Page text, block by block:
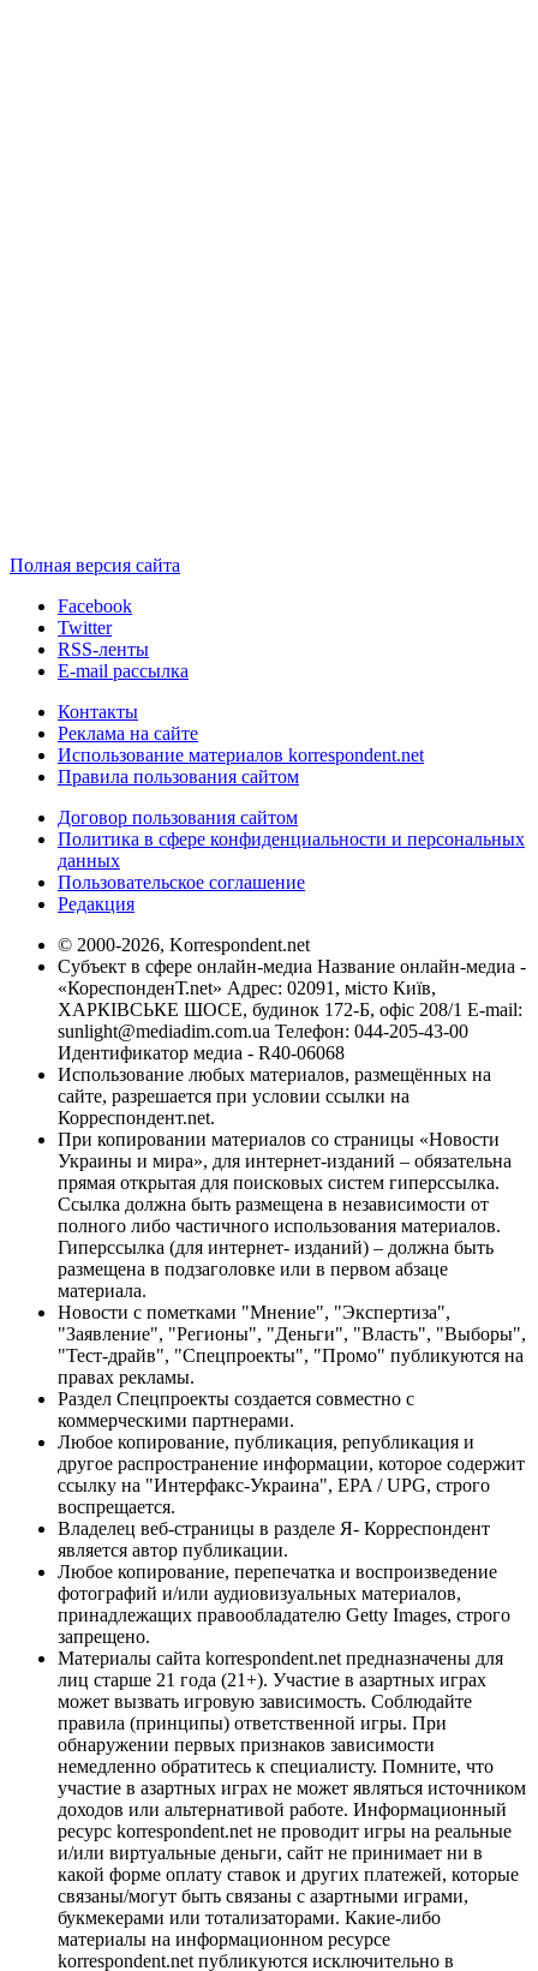
Полная версия сайта
Facebook
Twitter
RSS-ленты
E-mail рассылка
Контакты
Реклама на сайте
Использование материалов korrespondent.net
Правила пользования сайтом
Договор пользования сайтом
Политика в сфере конфиденциальности и персональных
данных
Пользовательское соглашение
Редакция
© 2000-2026, Korrespondent.net
Субъект в сфере онлайн-медиа Название онлайн-медиа -
«КореспонденТ.net» Адрес: 02091, місто Київ,
ХАРКІВСЬКЕ ШОСЕ, будинок 172-Б, офіс 208/1 E-mail:
sunlight@mediadim.com.ua Телефон: 044-205-43-00
Идентификатор медиа - R40-06068
Использование любых материалов, размещённых на
сайте, разрешается при условии ссылки на
Корреспондент.net.
При копировании материалов со страницы «Новости
Украины и мира», для интернет-изданий – обязательна
прямая открытая для поисковых систем гиперссылка.
Ссылка должна быть размещена в независимости от
полного либо частичного использования материалов.
Гиперссылка (для интернет- изданий) – должна быть
размещена в подзаголовке или в первом абзаце
материала.
Новости с пометками "Мнение", "Экспертиза",
"Заявление", "Регионы", "Деньги", "Власть", "Выборы",
"Тест-драйв", "Спецпроекты", "Промо" публикуются на
правах рекламы.
Раздел Спецпроекты создается совместно с
коммерческими партнерами.
Любое копирование, публикация, републикация и
другое распространение информации, которое содержит
ссылку на "Интерфакс-Украина", EPA / UPG, строго
воспрещается.
Владелец веб-страницы в разделе Я- Корреспондент
является автор публикации.
Любое копирование, перепечатка и воспроизведение
фотографий и/или аудиовизуальных материалов,
принадлежащих правообладателю Getty Images, строго
запрещено.
Материалы сайта korrespondent.net предназначены для
лиц старше 21 года (21+). Участие в азартных играх
может вызвать игровую зависимость. Соблюдайте
правила (принципы) ответственной игры. При
обнаружении первых признаков зависимости
немедленно обратитесь к специалисту. Помните, что
участие в азартных играх не может являться источником
доходов или альтернативой работе. Информационный
ресурс korrespondent.net не проводит игры на реальные
и/или виртуальные деньги, сайт не принимает ни в
какой форме оплату ставок и других платежей, которые
связаны/могут быть связаны с азартными играми,
букмекерами или тотализаторами. Какие-либо
материалы на информационном ресурсе
korrespondent.net публикуются исключительно в